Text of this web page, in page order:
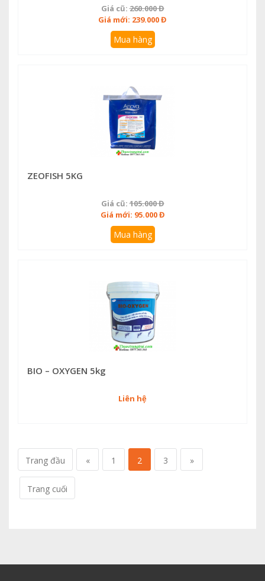
Giá cũ:260.000 Đ
Giá mới: 239.000 Đ
Mua hàng
ZEOFISH 5KG
Giá cũ:105.000 Đ
Giá mới: 95.000 Đ
Mua hàng
BIO – OXYGEN 5kg
Liên hệ
Trang đầu « 1 2 3 »
Trang cuối